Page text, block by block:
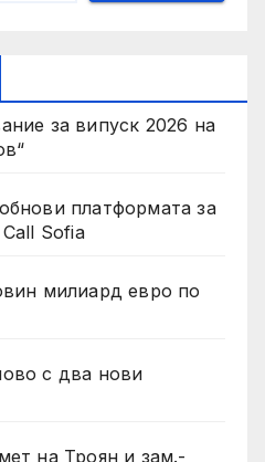
за випуск 2026 на
платформата за
Sofia
милиард евро по
с два нови
на Троян и зам.-